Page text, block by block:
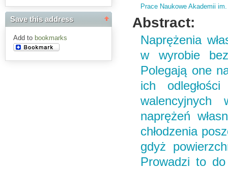
Save this address
Add to bookmarks
Prace Naukowe Akademii im.
Abstract:
Naprężenia
w wyrobie
Polegają one
ich
walencyjnych
naprężeń
chłodzenia
gdyż
Prowadzi to